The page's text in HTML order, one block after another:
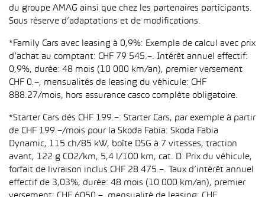
du groupe AMAG ainsi que chez les partenaires participants.
Sous réserve d’adaptations et de modifications.
*Family Cars avec leasing à 0,9%: Exemple de calcul avec prix
d’achat au comptant: CHF 79 545.–. Intérêt annuel effectif:
0,9%, durée: 48 mois (10 000 km/an), premier versement
CHF 0.–, mensualités de leasing du véhicule: CHF
888.27/mois, hors assurance casco complète obligatoire.
*Starter Cars dès CHF 199.–: Starter Cars, par exemple à partir
de CHF 199.–/mois pour la Skoda Fabia: Skoda Fabia
Dynamic, 115 ch/85 kW, boîte DSG à 7 vitesses, traction
avant, 122 g CO2/km, 5,4 l/100 km, cat. D. Prix du véhicule,
forfait de livraison inclus CHF 28 475.–. Taux d’intérêt annuel
effectif de 3,03%, durée: 48 mois (10 000 km/an), premier